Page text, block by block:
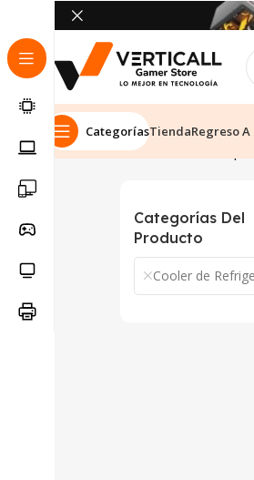
CategoríasTiendaRegreso A
Inicio
Categorías Del
Producto
Cooler de